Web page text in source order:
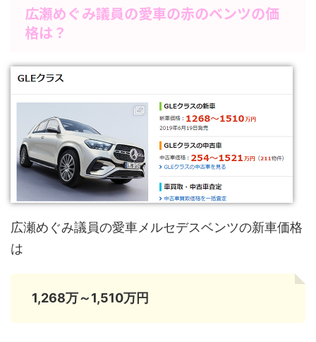
広瀬めぐみ議員の愛車の赤のベンツの価
格は？
広瀬めぐみ議員の愛車メルセデスベンツの新車価格
は
1,268万～1,510万円